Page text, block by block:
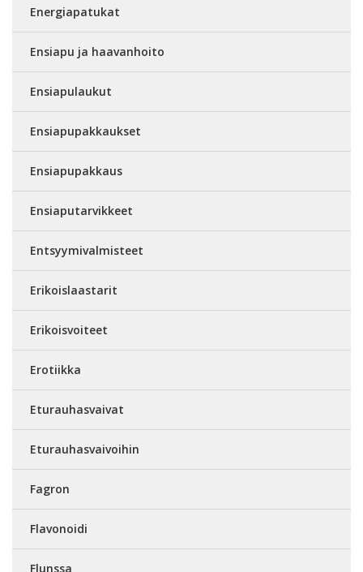
Energiapatukat
Ensiapu ja haavanhoito
Ensiapulaukut
Ensiapupakkaukset
Ensiapupakkaus
Ensiaputarvikkeet
Entsyymivalmisteet
Erikoislaastarit
Erikoisvoiteet
Erotiikka
Eturauhasvaivat
Eturauhasvaivoihin
Fagron
Flavonoidi
Flunssa